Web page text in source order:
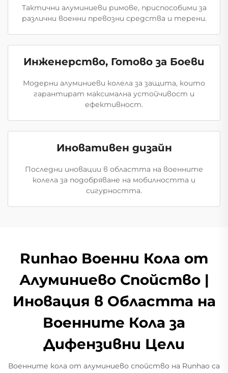
Тактични алуминиеви римове, приспособими за
различни военни превозни средства и терени.
Инженерство, Готово за Боеви
Модерни алуминиеви колела за защита, които
гарантират максимална устойчивост и
ефективност.
Иновативен дизайн
Последни иновации в областта на военните
колела за подобряване на мобилността и
сигурността.
Runhao Военни Кола от
Алуминиево Спойство |
Иновация в Областта на
Военните Кола за
Дифензивни Цели
Военните кола от алуминиево спойство на Runhao са